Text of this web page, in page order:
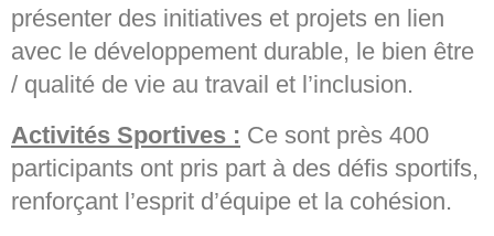
présenter des initiatives et projets en lien
avec le développement durable, le bien être
/ qualité de vie au travail et l’inclusion.
Activités Sportives : Ce sont près 400
participants ont pris part à des défis sportifs,
renforçant l’esprit d’équipe et la cohésion.